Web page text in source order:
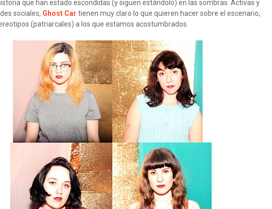
que han estado escondidas (y siguen estándolo) en las sombras. Activas y
sociales, Ghost Car tienen muy claro lo que quieren hacer sobre el escenario,
(patriarcales) a los que estamos acostumbrados.